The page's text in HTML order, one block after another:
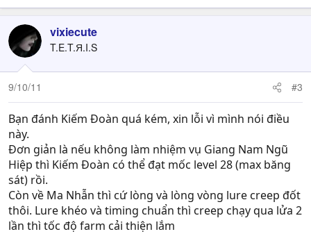
vixiecute
T.E.T.Я.I.S
9/10/11 #3
Bạn đánh Kiếm Đoàn quá kém, xin lỗi vì mình nói điều
này.
Đơn giản là nếu không làm nhiệm vụ Giang Nam Ngũ
Hiệp thì Kiếm Đoàn có thể đạt mốc level 28 (max băng
sát) rồi.
Còn về Ma Nhẫn thì cứ lòng và lòng vòng lure creep đốt
thôi. Lure khéo và timing chuẩn thì creep chạy qua lửa 2
lần thì tốc độ farm cải thiện lắm